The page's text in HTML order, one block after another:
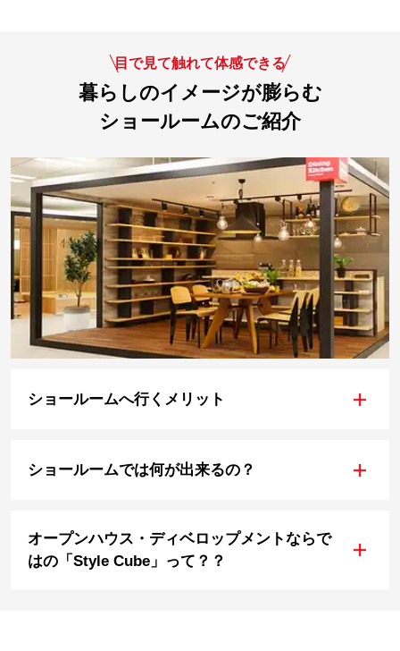
目で見て触れて体感できる
暮らしのイメージが膨らむ
ショールームのご紹介
ショールームへ行くメリット +
ショールームでは何が出来るの？ +
オープンハウス・ディベロップメントならで
はの「Style Cube」って？？
+